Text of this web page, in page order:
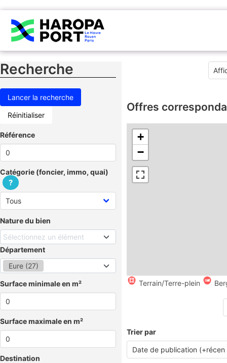
Recherche
Réinitialiser
Référence
Catégorie (foncier, immo, quai)
?
Nature du bien
Sélectionnez un élément
Département
Eure (27)
Surface minimale en m²
Surface maximale en m²
Destination
Offres
+
−
Terrain/Terre-plein
Trier par